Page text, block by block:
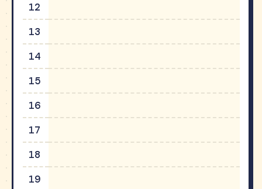
12
13
14
15
16
17
18
19